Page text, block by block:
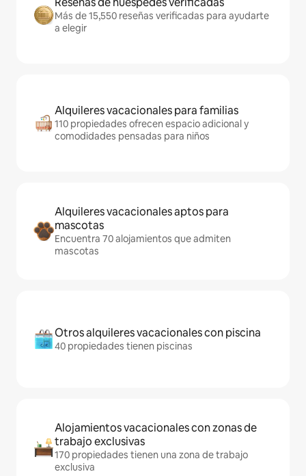
Más de 15,550 reseñas verificadas para ayudarte
a elegir
Alquileres vacacionales para familias
110 propiedades ofrecen espacio adicional y
comodidades pensadas para niños
Alquileres vacacionales aptos para
mascotas
Encuentra 70 alojamientos que admiten
mascotas
Otros alquileres vacacionales con piscina
40 propiedades tienen piscinas
Alojamientos vacacionales con zonas de
trabajo exclusivas
170 propiedades tienen una zona de trabajo
exclusiva